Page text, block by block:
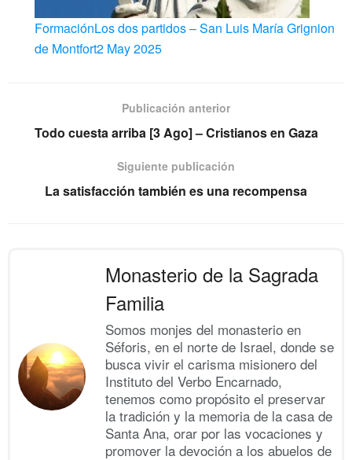
FormaciónLos dos partidos – San Luis María Grignion
de Montfort2 May 2025
Publicación anterior
Todo cuesta arriba [3 Ago] – Cristianos en Gaza
Siguiente publicación
La satisfacción también es una recompensa
Monasterio de la Sagrada
Familia
Somos monjes del monasterio en
Séforis, en el norte de Israel, donde se
busca vivir el carisma misionero del
Instituto del Verbo Encarnado,
tenemos como propósito el preservar
la tradición y la memoria de la casa de
Santa Ana, orar por las vocaciones y
promover la devoción a los abuelos de